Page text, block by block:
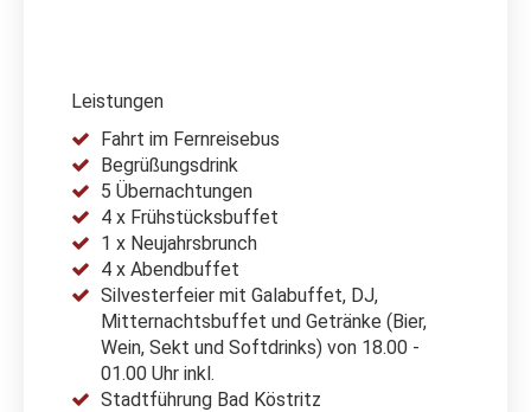
Leistungen
Fahrt im Fernreisebus
Begrüßungsdrink
5 Übernachtungen
4 x Frühstücksbuffet
1 x Neujahrsbrunch
4 x Abendbuffet
Silvesterfeier mit Galabuffet, DJ,
Mitternachtsbuffet und Getränke (Bier,
Wein, Sekt und Softdrinks) von 18.00 -
01.00 Uhr inkl.
Stadtführung Bad Köstritz